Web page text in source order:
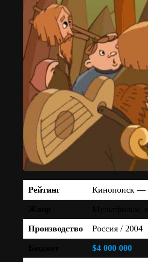
Рейтинг Кинопоиск —
Производство
Россия / 2004
$4 000 000